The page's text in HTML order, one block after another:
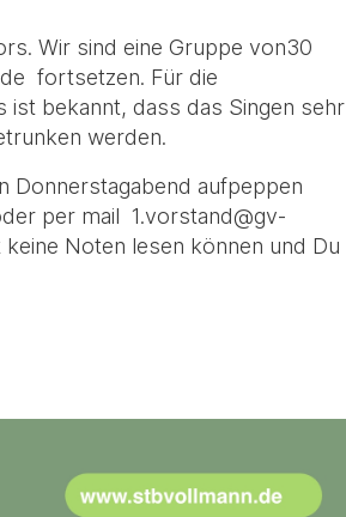
Wir sind eine Gruppe von30
fortsetzen. Für die
ist bekannt, dass das Singen sehr
werden.
Donnerstagabend aufpeppen
per mail 1.vorstand@gv-
Noten lesen können und Du